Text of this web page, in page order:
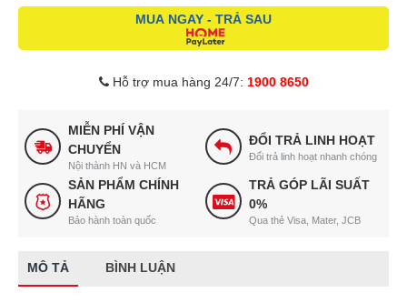
MUA NGAY - TRẢ SAU
Hỗ trợ mua hàng 24/7: 1900 8650
MIỄN PHÍ VẬN
CHUYỂN
Nội thành HN và HCM
ĐỔI TRẢ LINH HOẠT
Đổi trả linh hoạt nhanh chóng
SẢN PHẨM CHÍNH
HÃNG
Bảo hành toàn quốc
TRẢ GÓP LÃI SUẤT
0%
Qua thẻ Visa, Mater, JCB
MÔ TẢ BÌNH LUẬN